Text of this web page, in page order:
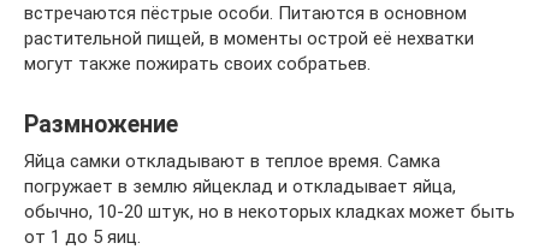
встречаются пёстрые особи. Питаются в основном
растительной пищей, в моменты острой её нехватки
могут также пожирать своих собратьев.
Размножение
Яйца самки откладывают в теплое время. Самка
погружает в землю яйцеклад и откладывает яйца,
обычно, 10-20 штук, но в некоторых кладках может быть
от 1 до 5 яиц.